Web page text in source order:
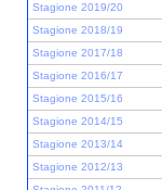
Stagione 2019/20
Stagione 2018/19
Stagione 2017/18
Stagione 2016/17
Stagione 2015/16
Stagione 2014/15
Stagione 2013/14
Stagione 2012/13